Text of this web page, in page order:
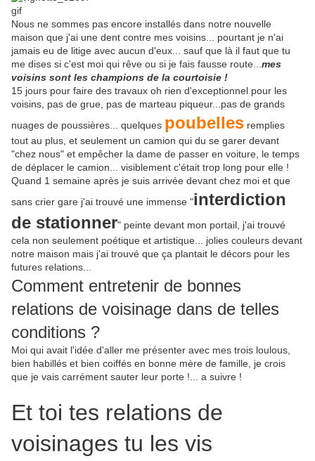
Nous ne sommes pas encore installés dans notre nouvelle
maison que j'ai une dent contre mes voisins... pourtant je n'ai
jamais eu de litige avec aucun d'eux... sauf que là il faut que tu
me dises si c'est moi qui rêve ou si je fais fausse route... mes
voisins sont les champions de la courtoisie !
15 jours pour faire des travaux oh rien d'exceptionnel pour les
voisins, pas de grue, pas de marteau piqueur...pas de grands
nuages de poussières... quelques poubelles remplies
tout au plus, et seulement un camion qui du se garer devant
"chez nous" et empêcher la dame de passer en voiture, le temps
de déplacer le camion... visiblement c'était trop long pour elle !
Quand 1 semaine après je suis arrivée devant chez moi et que
sans crier gare j'ai trouvé une immense "interdiction
de stationner" peinte devant mon portail, j'ai trouvé
cela non seulement poétique et artistique... jolies couleurs devant
notre maison mais j'ai trouvé que ça plantait le décors pour les
futures relations...
Comment entretenir de bonnes
relations de voisinage dans de telles
conditions ?
Moi qui avait l'idée d'aller me présenter avec mes trois loulous,
bien habillés et bien coiffés en bonne mère de famille, je crois
que je vais carrément sauter leur porte !... a suivre !
Et toi tes relations de
voisinages tu les vis